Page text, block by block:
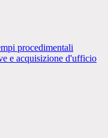
procedimentali
e acquisizione d'ufficio